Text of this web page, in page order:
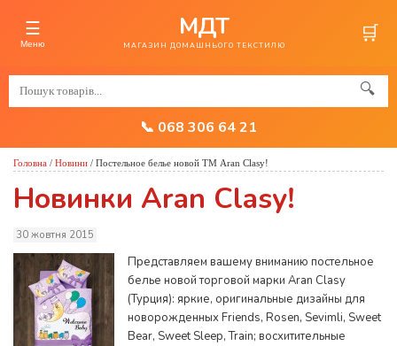
☰
Меню
МДТ
МАГАЗИН ДОМАШНЬОГО ТЕКСТИЛЮ 🛒
🔍
📞 068 306 64 21
Головна / Новини / Постельное белье новой ТМ Aran Clasy!
Новинки Aran Clasy!
30 жовтня 2015
Представляем вашему вниманию постельное
белье новой торговой марки Aran Clasy
(Турция): яркие, оригинальные дизайны для
новорожденных Friends, Rosen, Sevimli, Sweet
Bear, Sweet Sleep, Train; восхитительные